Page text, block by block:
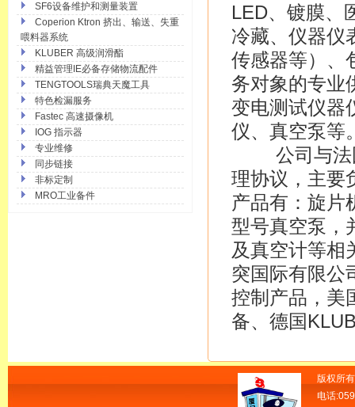
SF6设备维护和测量装置
Coperion Ktron 挤出、输送、失重
喂料器系统
KLUBER 高级润滑酯
精益管理IE必备存储物流配件
TENGTOOLS瑞典天魔工具
特色检漏服务
Fastec 高速摄像机
IOG 指示器
专业维修
同步链接
非标定制
MRO工业备件
LED、镀膜、
冷藏、仪器仪
传感器等）、
务对象的专业
变电测试仪器
仪、真空泵等
公司与法国
理协议，主要
产品有：旋片
型号真空泵，
及真空计等相
突国际有限公
控制产品，美
备、德国
版权所
电话